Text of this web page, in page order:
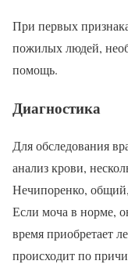
При первых
пожилых людей,
помощь.
Диагностика
Для обследования
анализ крови,
Нечипоренко,
Если моча в норме,
время приобретает
происходит по